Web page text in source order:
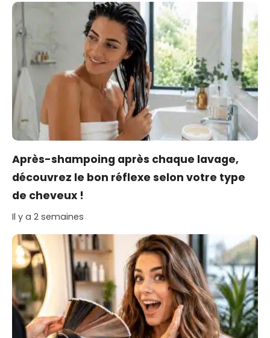
Après-shampoing après chaque lavage,
découvrez le bon réflexe selon votre type
de cheveux !
Il y a 2 semaines